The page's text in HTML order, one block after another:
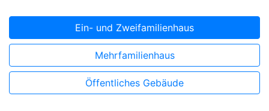
Ein- und Zweifamilienhaus
Mehrfamilienhaus
Öffentliches Gebäude